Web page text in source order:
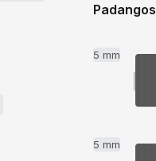
Padangos
5 mm
5 mm